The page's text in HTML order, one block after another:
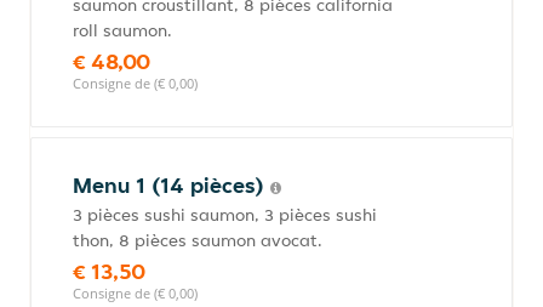
saumon croustillant, 8 pièces california
roll saumon.
€ 48,00
Consigne de (€ 0,00)
Menu 1 (14 pièces)
3 pièces sushi saumon, 3 pièces sushi
thon, 8 pièces saumon avocat.
€ 13,50
Consigne de (€ 0,00)